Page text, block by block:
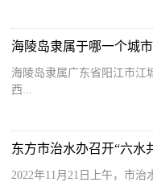
海陵岛隶属广东省阳江市江
西...
东方市治水办召开“六水
2022年11月21日上午，市